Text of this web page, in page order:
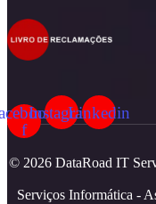
f
InstagramLinkedin
© 2026 DataRoad IT
Serviços Informática -